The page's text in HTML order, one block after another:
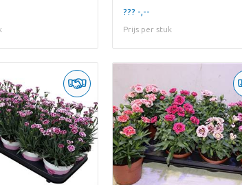
??? -,--
Prijs per stuk